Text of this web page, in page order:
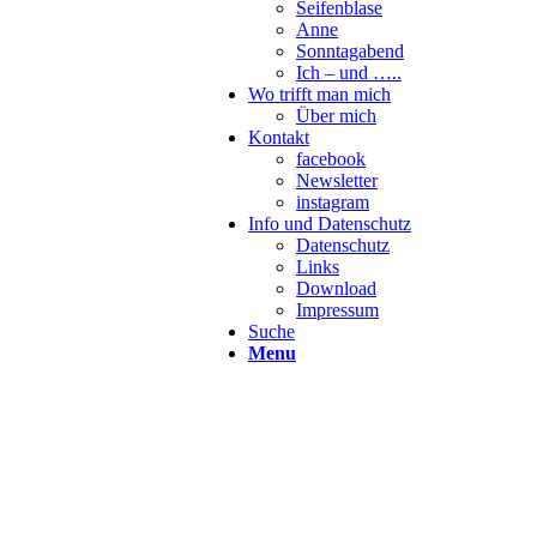
Seifenblase
Anne
Sonntagabend
Ich – und …..
Wo trifft man mich
Über mich
Kontakt
facebook
Newsletter
instagram
Info und Datenschutz
Datenschutz
Links
Download
Impressum
Suche
Menu